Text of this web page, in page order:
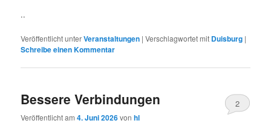
..
Veröffentlicht unterVeranstaltungen |Verschlagwortet mit Duisburg |
Schreibe einen Kommentar
Bessere Verbindungen
Veröffentlicht am4. Juni 2026vonhl
2